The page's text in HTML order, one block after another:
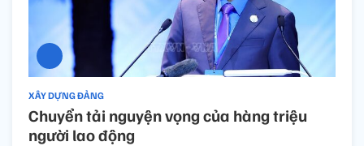
XÂY DỰNG ĐẢNG
Chuyển tải nguyện vọng của hàng triệu
người lao động